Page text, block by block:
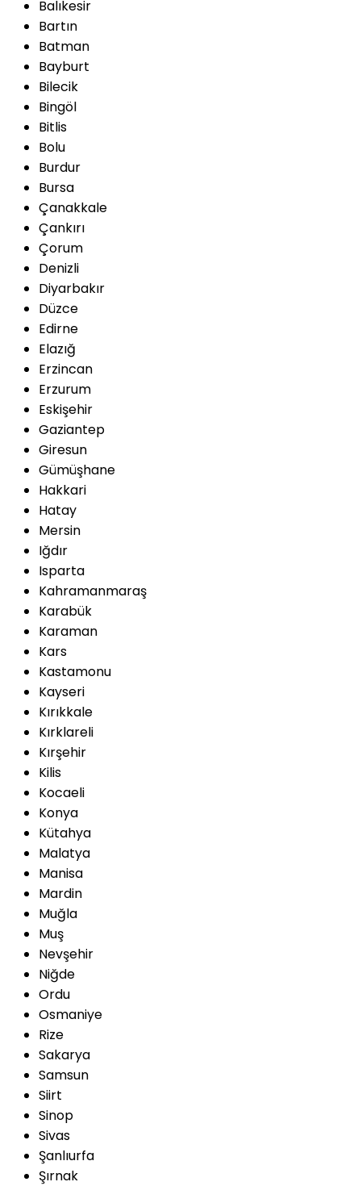
Balıkesir
Bartın
Batman
Bayburt
Bilecik
Bingöl
Bitlis
Bolu
Burdur
Bursa
Çanakkale
Çankırı
Çorum
Denizli
Diyarbakır
Düzce
Edirne
Elazığ
Erzincan
Erzurum
Eskişehir
Gaziantep
Giresun
Gümüşhane
Hakkari
Hatay
Mersin
Iğdır
Isparta
Kahramanmaraş
Karabük
Karaman
Kars
Kastamonu
Kayseri
Kırıkkale
Kırklareli
Kırşehir
Kilis
Kocaeli
Konya
Kütahya
Malatya
Manisa
Mardin
Muğla
Muş
Nevşehir
Niğde
Ordu
Osmaniye
Rize
Sakarya
Samsun
Siirt
Sinop
Sivas
Şanlıurfa
Şırnak